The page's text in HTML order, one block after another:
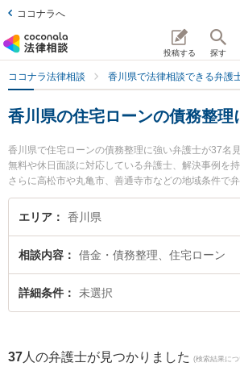
ココナラへ
投稿する 探す
ココナラ法律相談 香川県で法律相談できる弁護
香川県の住宅ローンの債務整理
香川県で住宅ローンの債務整理に強い弁護士が37名
無料や休日面談に対応している弁護士、解決事例を
さらに高松市や丸亀市、善通寺市などの地域条件で
金・債務整理に関係する消費者金融の債務整理やク
リボ払いの債務整理等の細かな分野での絞り込み検
フィール情報や弁護士費用、強みなどが注目されて
夜間に発生した住宅ローンの債務整理のトラブルを
い』『住宅ローンの債務整理のトラブル解決の実績
エリア 香川県
相談内容 借金・債務整理、住宅ローン
詳細条件 未選択
37 人の弁護士が見つかりました (検索結果に